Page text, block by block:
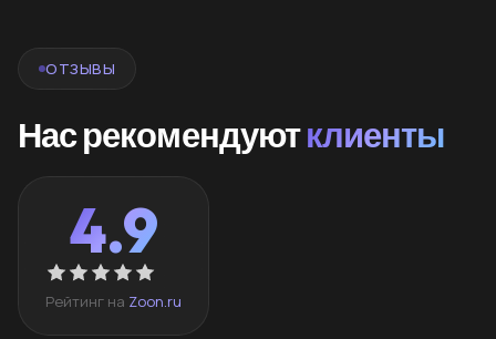
ОТЗЫВЫ
Нас рекомендуютклиенты
4.9
Рейтинг на Zoon.ru